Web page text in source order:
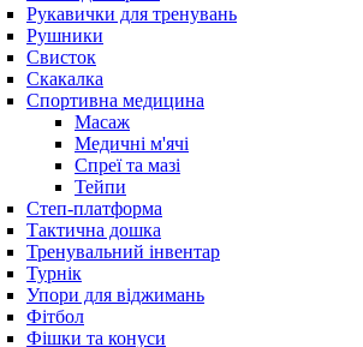
Рукавички для тренувань
Рушники
Свисток
Скакалка
Спортивна медицина
Масаж
Медичні м'ячі
Спреї та мазі
Тейпи
Степ-платформа
Тактична дошка
Тренувальний інвентар
Турнік
Упори для віджимань
Фітбол
Фішки та конуси